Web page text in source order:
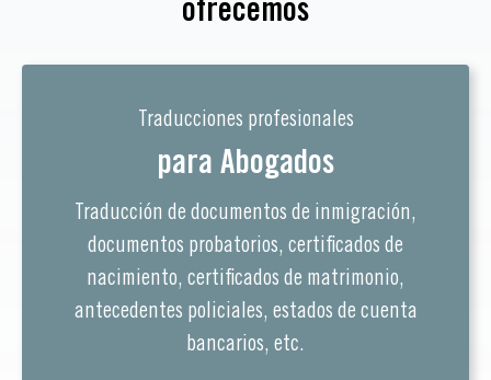
ofrecemos
Traducciones profesionales
para Abogados
Traducción de documentos de inmigración,
documentos probatorios, certificados de
nacimiento, certificados de matrimonio,
antecedentes policiales, estados de cuenta
bancarios, etc.